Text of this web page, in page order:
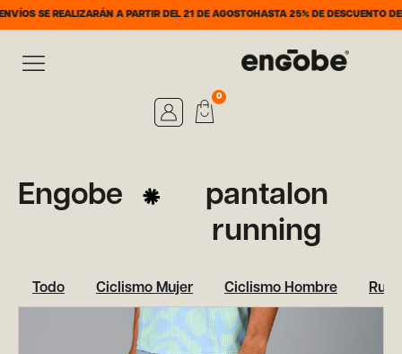
SE REALIZARÁN A PARTIR DEL 21 DE AGOSTOHASTA 25% DE DESCUENTO DEL
0
Engobe
pantalon
running
Todo Ciclismo Mujer Ciclismo Hombre